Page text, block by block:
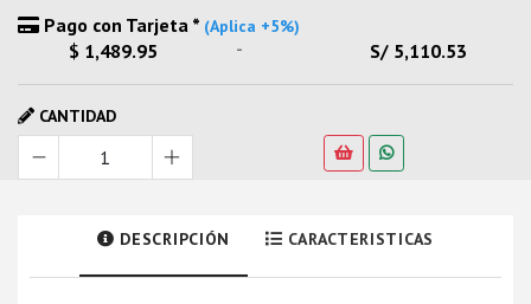
Pago con Tarjeta * (Aplica +5%)
$ 1,489.95 - S/ 5,110.53
CANTIDAD
DESCRIPCIÓN CARACTERISTICAS